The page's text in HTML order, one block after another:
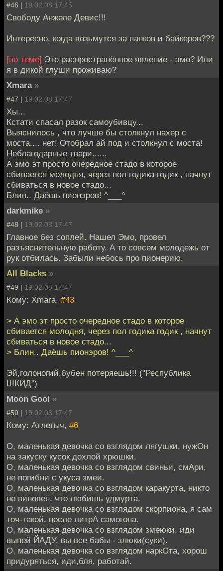
#46 | 19.02.08 17:45
Свободу Анжеле Девис!!!
Интересно, когда возьмутся за панков и байкеров???
[по теме] Это распространённое явление - эмо? Или
я в дикой глуши проживаю?
Xmara »
#47 | 19.02.08 17:47
Хы...
Кстати спасал разок самоубивцу...
Выяснилось , что лучше бы столкнул нахер с
моста.... нет! Отобрал ай под и столкнул с моста!
Неблагодарные твари......
А эмо эт просто очередное стадо в которое
сбивается молодня, через пол годика годик , начнут
сбиваться в новое стадо...
Блин.. Даёшь пионэров! ^___^
darkmike »
#48 | 19.02.08 17:47
Главное без соплей. Нашел Эмо, провел
разъяснительную работу. А то совсем молодежь от
рук отбилась. Забыли небось про пионерию.
All Blacks »
#49 | 19.02.08 17:47
Кому: Xmara, #43
> А эмо эт просто очередное стадо в которое
сбивается молодня, через пол годика годик , начнут
сбиваться в новое стадо...
> Блин.. Даёшь пионэров! ^___^
Эй,голоногий,бубен потеряешь!!! ("Республика
ШКИД")
Moon Gool »
#50 | 19.02.08 17:47
Кому: Атлетыч, #6
О, маленькая девочка со взглядом лягушки, нужОн
на закуску кусок дохлой хрюшки.
О, маленькая девочка со взглядом свиньи, смАри,
не погибни с укуса змеи.
О, маленькая девочка со взглядом каракурта, никто
не виновен, что любишь удмурта.
О, маленькая девочка со взглядом скорпиона, я сам
точ-такой, после литрА самогона.
О, маленькая девочка со взглядом змеюки, иди
выпей ЙАДУ, вы все бабы - злюки(суки).
О, маленькая девочка со взглядом наркОта, хорош
придуряться, иди,бля, работай.